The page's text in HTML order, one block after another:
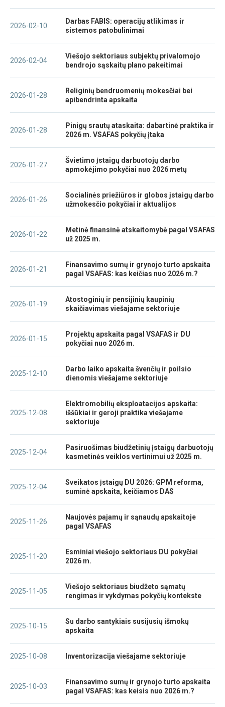
2026-02-10
Darbas FABIS: operacijų atlikimas ir
sistemos patobulinimai
2026-02-04
Viešojo sektoriaus subjektų privalomojo
bendrojo sąskaitų plano pakeitimai
2026-01-28
Religinių bendruomenių mokesčiai bei
apibendrinta apskaita
2026-01-28
Pinigų srautų ataskaita: dabartinė praktika ir
2026 m. VSAFAS pokyčių įtaka
2026-01-27
Švietimo įstaigų darbuotojų darbo
apmokėjimo pokyčiai nuo 2026 metų
2026-01-26
Socialinės priežiūros ir globos įstaigų darbo
užmokesčio pokyčiai ir aktualijos
2026-01-22
Metinė finansinė atskaitomybė pagal VSAFAS
už 2025 m.
2026-01-21
Finansavimo sumų ir grynojo turto apskaita
pagal VSAFAS: kas keičias nuo 2026 m.?
2026-01-19
Atostoginių ir pensijinių kaupinių
skaičiavimas viešajame sektoriuje
2026-01-15
Projektų apskaita pagal VSAFAS ir DU
pokyčiai nuo 2026 m.
2025-12-10
Darbo laiko apskaita švenčių ir poilsio
dienomis viešajame sektoriuje
2025-12-08
Elektromobilių eksploatacijos apskaita:
iššūkiai ir geroji praktika viešajame
sektoriuje
2025-12-04
Pasiruošimas biudžetinių įstaigų darbuotojų
kasmetinės veiklos vertinimui už 2025 m.
2025-12-04
Sveikatos įstaigų DU 2026: GPM reforma,
suminė apskaita, keičiamos DAS
2025-11-26
Naujovės pajamų ir sąnaudų apskaitoje
pagal VSAFAS
2025-11-20
Esminiai viešojo sektoriaus DU pokyčiai
2026 m.
2025-11-05
Viešojo sektoriaus biudžeto sąmatų
rengimas ir vykdymas pokyčių kontekste
2025-10-15
Su darbo santykiais susijusių išmokų
apskaita
2025-10-08 Inventorizacija viešajame sektoriuje
2025-10-03
Finansavimo sumų ir grynojo turto apskaita
pagal VSAFAS: kas keisis nuo 2026 m.?